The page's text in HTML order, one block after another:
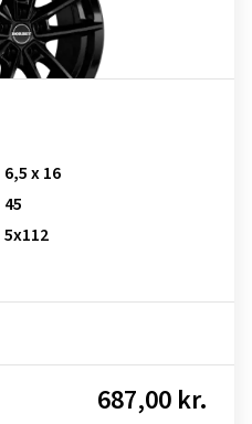
6,5 x 16
45
5x112
687,00 kr.